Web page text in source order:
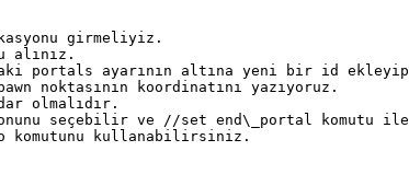
girmeliyiz.
alınız.
portals ayarının altına yeni bir id
noktasının koordinatını yazıyoruz.
olmalıdır.
seçebilir ve //set end\_portal komutu